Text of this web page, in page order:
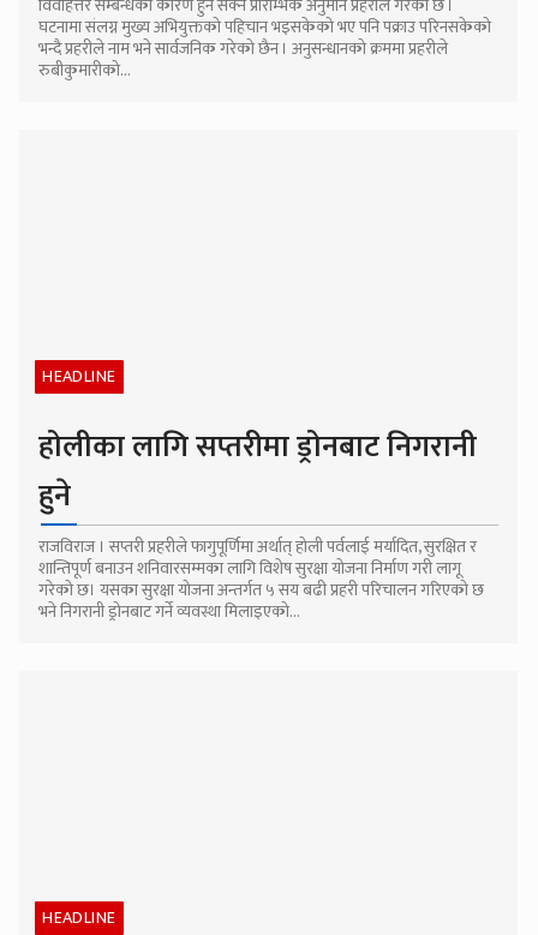
विवाहेत्तर सम्बन्धका कारण हुन सक्ने प्रारम्भिक अनुमान प्रहरीले गरेको छ ।
घटनामा संलग्न मुख्य अभियुक्तको पहिचान भइसकेको भए पनि पक्राउ परिनसकेको
भन्दै प्रहरीले नाम भने सार्वजनिक गरेको छैन । अनुसन्धानको क्रममा प्रहरीले
रुबीकुमारीको...
HEADLINE
होलीका लागि सप्तरीमा ड्रोनबाट निगरानी
हुने
राजविराज । सप्तरी प्रहरीले फागुपूर्णिमा अर्थात् होली पर्वलाई मर्यादित, सुरक्षित र
शान्तिपूर्ण बनाउन शनिवारसम्मका लागि विशेष सुरक्षा योजना निर्माण गरी लागू
गरेको छ। यसका सुरक्षा योजना अन्तर्गत ५ सय बढी प्रहरी परिचालन गरिएको छ
भने निगरानी ड्रोनबाट गर्ने व्यवस्था मिलाइएको...
HEADLINE